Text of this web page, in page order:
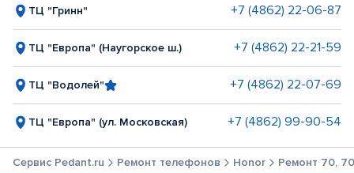
ТЦ "Гринн" +7 (4862) 22-06-87
ТЦ "Европа" (Наугорское ш.) +7 (4862) 22-21-59
ТЦ "Водолей" +7 (4862) 22-07-69
ТЦ "Европа" (ул. Московская) +7 (4862) 99-90-54
Сервис Pedant.ru Ремонт телефонов Honor Ремонт 70,